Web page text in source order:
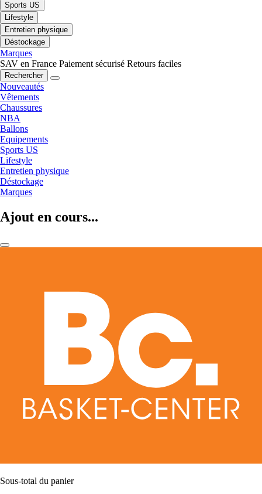
Sports US
Lifestyle
Entretien physique
Déstockage
Marques
SAV en France Paiement sécurisé Retours faciles
Rechercher
Nouveautés
Vêtements
Chaussures
NBA
Ballons
Equipements
Sports US
Lifestyle
Entretien physique
Déstockage
Marques
Ajout en cours...
Sous-total du panier